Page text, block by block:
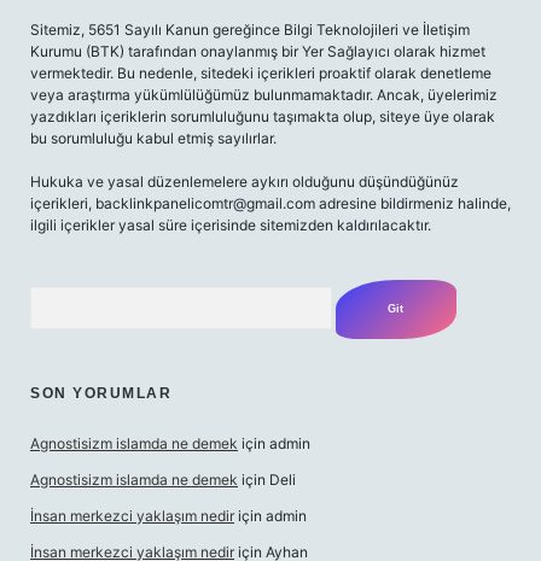
Sitemiz, 5651 Sayılı Kanun gereğince Bilgi Teknolojileri ve İletişim
Kurumu (BTK) tarafından onaylanmış bir Yer Sağlayıcı olarak hizmet
vermektedir. Bu nedenle, sitedeki içerikleri proaktif olarak denetleme
veya araştırma yükümlülüğümüz bulunmamaktadır. Ancak, üyelerimiz
yazdıkları içeriklerin sorumluluğunu taşımakta olup, siteye üye olarak
bu sorumluluğu kabul etmiş sayılırlar.
Hukuka ve yasal düzenlemelere aykırı olduğunu düşündüğünüz
içerikleri, backlinkpanelicomtr@gmail.com adresine bildirmeniz halinde,
ilgili içerikler yasal süre içerisinde sitemizden kaldırılacaktır.
SON YORUMLAR
Agnostisizm islamda ne demek için admin
Agnostisizm islamda ne demek için Deli
İnsan merkezci yaklaşım nedir için admin
İnsan merkezci yaklaşım nedir için Ayhan